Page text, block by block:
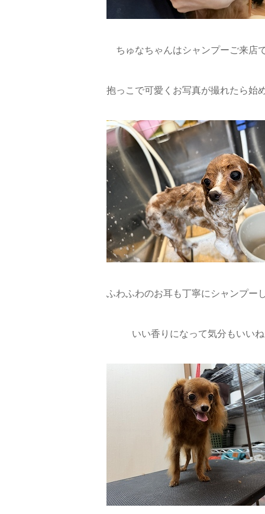
ちゅなちゃんはシャンプーご来店
抱っこで可愛くお写真が撮れたら始
ふわふわのお耳も丁寧にシャンプー
いい香りになって気分もいい